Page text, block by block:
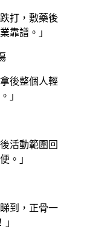
打，敷藥後
靠譜。 」
後整個人輕
」
活動範圍回
。 」
到，正骨一
」